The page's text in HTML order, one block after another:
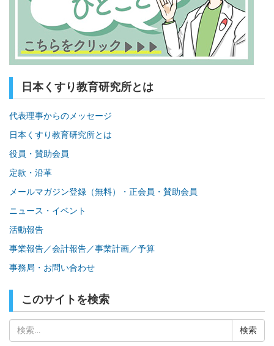
日本くすり教育研究所とは
代表理事からのメッセージ
日本くすり教育研究所とは
役員・賛助会員
定款・沿革
メールマガジン登録（無料）・正会員・賛助会員
ニュース・イベント
活動報告
事業報告／会計報告／事業計画／予算
事務局・お問い合わせ
このサイトを検索
索: